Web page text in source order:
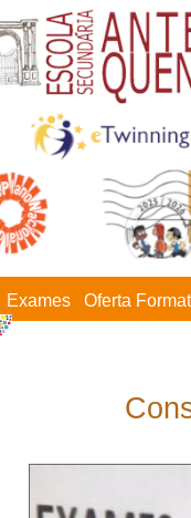
Exames Oferta